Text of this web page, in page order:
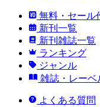
無料・セール
新刊一覧
新刊雑誌一覧
ランキング
ジャンル
雑誌・レーベ
よくある質問